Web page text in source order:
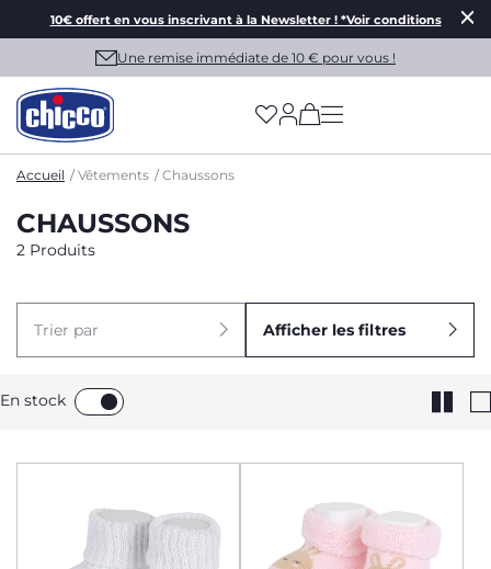
10€ offert en vous inscrivant à la Newsletter ! *Voir conditions
Une remise immédiate de 10 € pour vous !
(has more options
Accueil Vêtements Chaussons
CHAUSSONS
2 Produits
Trier par Afficher les filtres
En stock